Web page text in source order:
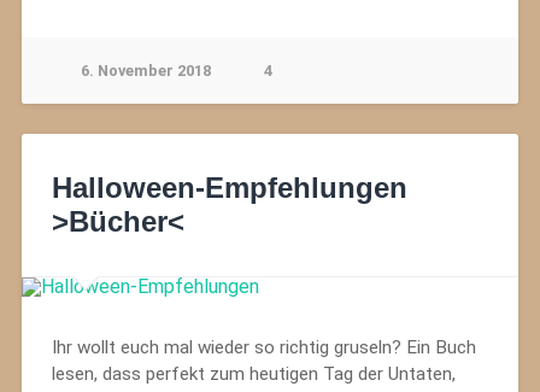
6. November 2018 4
Halloween-Empfehlungen
>Bücher<
Ihr wollt euch mal wieder so richtig gruseln? Ein Buch
lesen, dass perfekt zum heutigen Tag der Untaten,